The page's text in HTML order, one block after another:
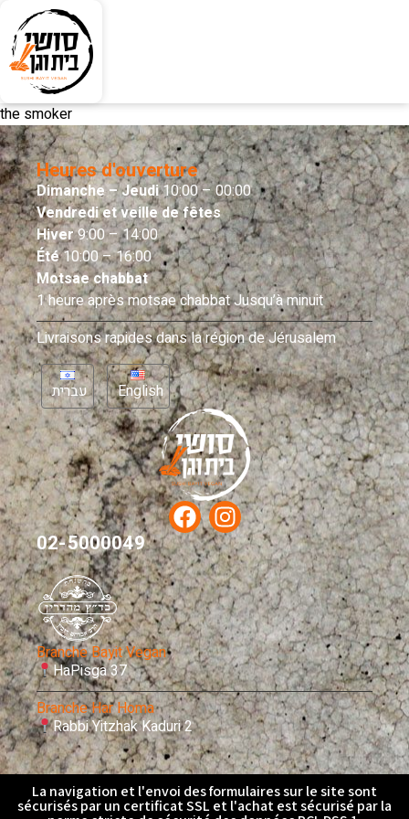
the smoker
Heures d'ouverture
Dimanche – Jeudi10:00 – 00:00
Vendredi et veille de fêtes
Hiver9:00 – 14:00
Été10:00 – 16:00
Motsae chabbat
1 heure après motsae chabbat Jusqu’à minuit
Livraisons rapides dans la région de Jérusalem
עברית English
02-5000049
Branche Bayit Vegan
HaPisga 37
Branche Har Homa
Rabbi Yitzhak Kaduri 2
La navigation et l'envoi des formulaires sur le site sont
sécurisés par un certificat SSL et l'achat est sécurisé par la